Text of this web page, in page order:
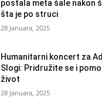
postala meta šale nakon
šta je po struci
28 Januara, 2025
Humanitarni koncert za
Slogi: Pridružite se i
život
28 Januara, 2025